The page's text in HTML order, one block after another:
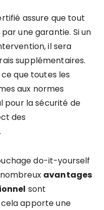
assure que tout
une garantie. Si un
il sera
supplémentaires.
que toutes les
aux normes
pour la sécurité de
des
do-it-yourself
avantages
sont
apporte une